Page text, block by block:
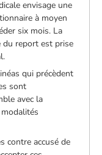
envisage une
à moyen
six mois. La
du report est prise
qui précèdent
sont
avec la
contre accusé de